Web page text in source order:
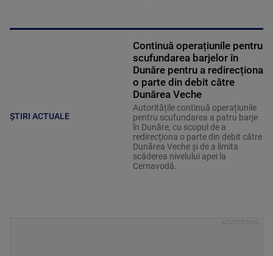
ȘTIRI ACTUALE
Continuă operațiunile pentru
scufundarea barjelor în
Dunăre pentru a redirecționa
o parte din debit către
Dunărea Veche
Autoritățile continuă operațiunile
pentru scufundarea a patru barje
în Dunăre, cu scopul de a
redirecționa o parte din debit către
Dunărea Veche și de a limita
scăderea nivelului apei la
Cernavodă.